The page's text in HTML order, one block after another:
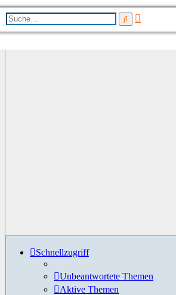
Suche
Schnellzugriff
Unbeantwortete Themen
Aktive Themen